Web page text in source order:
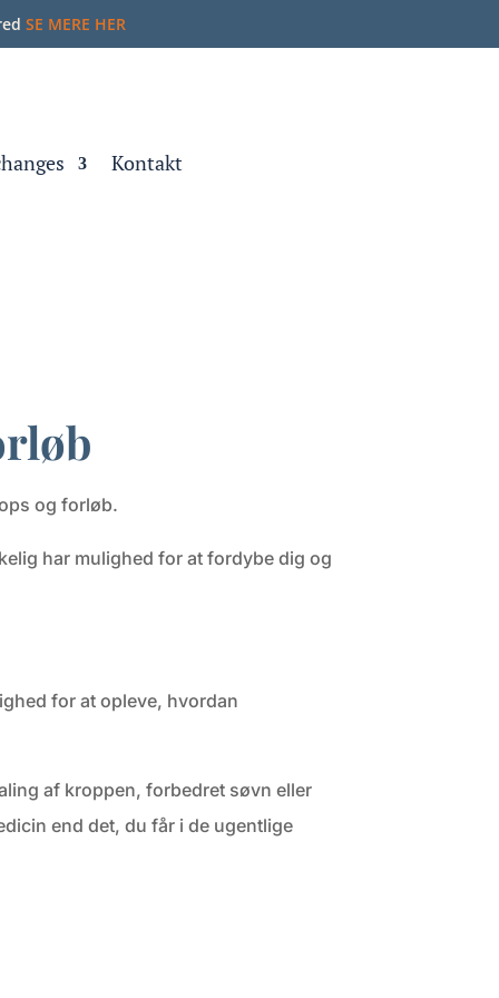
SE MERE HER
Kontakt
og forløb.
har mulighed for at fordybe dig og
for at opleve, hvordan
af kroppen, forbedret søvn eller
end det, du får i de ugentlige